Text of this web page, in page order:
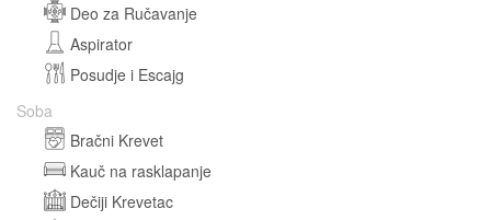
Deo za Ručavanje
Aspirator
Posudje i Escajg
Soba
Bračni Krevet
Kauč na rasklapanje
Dečiji Krevetac